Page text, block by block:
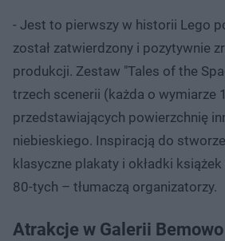
- Jest to pierwszy w historii Lego
został zatwierdzony i pozytywnie
produkcji. Zestaw "Tales of the
trzech scenerii (każda o wymiarze
przedstawiających powierzchnię
niebieskiego. Inspiracją do
klasyczne plakaty i okładki
80-tych – tłumaczą organizatorzy.
Atrakcje w Galerii Bemowo